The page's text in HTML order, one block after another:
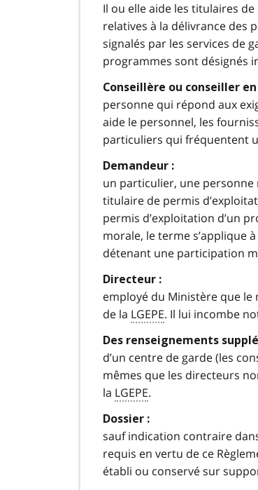
Il ou elle aide les titulaires
relatives à la délivrance des
signalés par les services de
programmes sont désignés
Conseillère ou conseiller
personne qui répond aux
aide le personnel, les
particuliers qui fréquentent
Demandeur :
un particulier, une
titulaire de permis
permis d’exploitation d’un
morale, le terme s’applique
détenant une participation
Directeur :
employé du Ministère que le
de la LGEPE. Il lui incombe
Des renseignements
d’un centre de garde (les
mêmes que les directeurs
la LGEPE.
Dossier :
sauf indication contraire
requis en vertu de ce
établi ou conservé sur